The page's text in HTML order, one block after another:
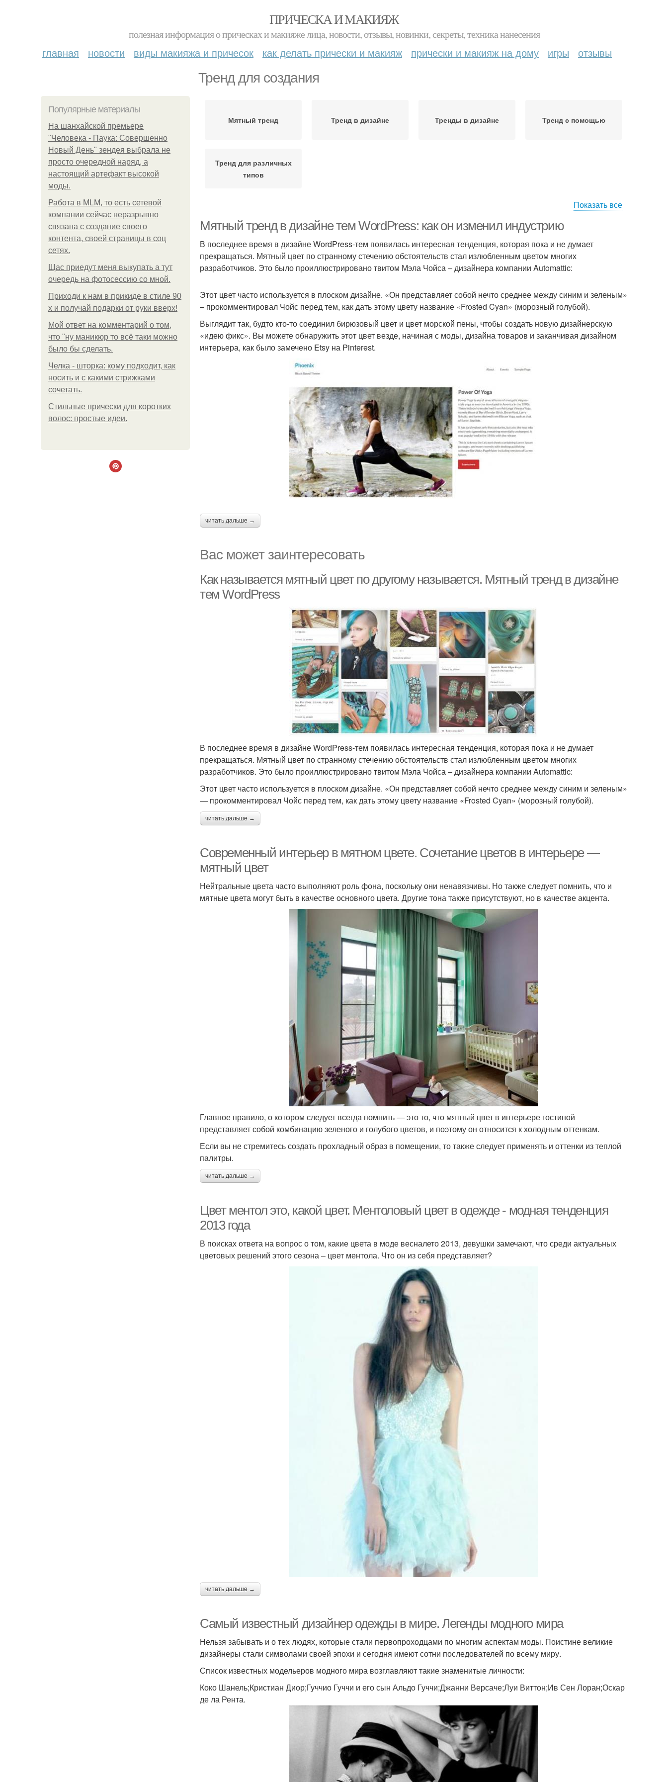
ПРИЧЕСКА И МАКИЯЖ
полезная информация о прическах и макияже лица, новости, отзывы, новинки, секреты, техника нанесения
главная новости виды макияжа и причесок как делать прически и макияж прически и макияж на дому игры отзывы
Тренд для создания
Популярные материалы
На шанхайской премьере
"Человека - Паука: Совершенно
Новый День" зендея выбрала не
просто очередной наряд, а
настоящий артефакт высокой
моды.
Работа в MLM, то есть сетевой
компании сейчас неразрывно
связана с создание своего
контента, своей страницы в соц
сетях.
Щас приедут меня выкупать а тут
очередь на фотосессию со мной.
Приходи к нам в прикиде в стиле 90
х и получай подарки от руки вверх!
Мой ответ на комментарий о том,
что "ну маникюр то всё таки можно
было бы сделать.
Челка - шторка: кому подходит, как
носить и с какими стрижками
сочетать.
Стильные прически для коротких
волос: простые идеи.
Мятный тренд Тренд в дизайне Тренды в дизайне Тренд с помощью
Тренд для различных
типов
Показать все
Мятный тренд в дизайне тем WordPress: как он изменил индустрию
В последнее время в дизайне WordPress-тем появилась интересная тенденция, которая пока и не думает
прекращаться. Мятный цвет по странному стечению обстоятельств стал излюбленным цветом многих
разработчиков. Это было проиллюстрировано твитом Мэла Чойса – дизайнера компании Automattic:
Этот цвет часто используется в плоском дизайне. «Он представляет собой нечто среднее между синим и зеленым»
– прокомментировал Чойс перед тем, как дать этому цвету название «Frosted Cyan» (морозный голубой).
Выглядит так, будто кто-то соединил бирюзовый цвет и цвет морской пены, чтобы создать новую дизайнерскую
«идею фикс». Вы можете обнаружить этот цвет везде, начиная с моды, дизайна товаров и заканчивая дизайном
интерьера, как было замечено Etsy на Pinterest.
читать дальше →
Вас может заинтересовать
Как называется мятный цвет по другому называется. Мятный тренд в дизайне
тем WordPress
В последнее время в дизайне WordPress-тем появилась интересная тенденция, которая пока и не думает
прекращаться. Мятный цвет по странному стечению обстоятельств стал излюбленным цветом многих
разработчиков. Это было проиллюстрировано твитом Мэла Чойса – дизайнера компании Automattic:
Этот цвет часто используется в плоском дизайне. «Он представляет собой нечто среднее между синим и зеленым»
— прокомментировал Чойс перед тем, как дать этому цвету название «Frosted Cyan» (морозный голубой).
читать дальше →
Современный интерьер в мятном цвете. Сочетание цветов в интерьере —
мятный цвет
Нейтральные цвета часто выполняют роль фона, поскольку они ненавязчивы. Но также следует помнить, что и
мятные цвета могут быть в качестве основного цвета. Другие тона также присутствуют, но в качестве акцента.
Главное правило, о котором следует всегда помнить — это то, что мятный цвет в интерьере гостиной
представляет собой комбинацию зеленого и голубого цветов, и поэтому он относится к холодным оттенкам.
Если вы не стремитесь создать прохладный образ в помещении, то также следует применять и оттенки из теплой
палитры.
читать дальше →
Цвет ментол это, какой цвет. Ментоловый цвет в одежде - модная тенденция
2013 года
В поисках ответа на вопрос о том, какие цвета в моде весналето 2013, девушки замечают, что среди актуальных
цветовых решений этого сезона – цвет ментола. Что он из себя представляет?
читать дальше →
Самый известный дизайнер одежды в мире. Легенды модного мира
Нельзя забывать и о тех людях, которые стали первопроходцами по многим аспектам моды. Поистине великие
дизайнеры стали символами своей эпохи и сегодня имеют сотни последователей по всему миру.
Список известных модельеров модного мира возглавляют такие знаменитые личности:
Коко Шанель;Кристиан Диор;Гуччио Гуччи и его сын Альдо Гуччи;Джанни Версаче;Луи Виттон;Ив Сен Лоран;Оскар
де ла Рента.